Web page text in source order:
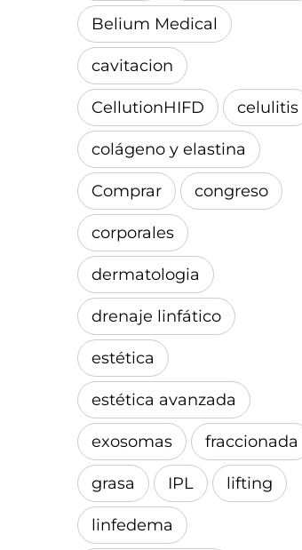
Belium Medical
cavitacion
CellutionHIFD celulitis
colágeno y elastina
Comprar congreso
corporales
dermatologia
drenaje linfático
estética
estética avanzada
exosomas fraccionada
grasa IPL lifting
linfedema